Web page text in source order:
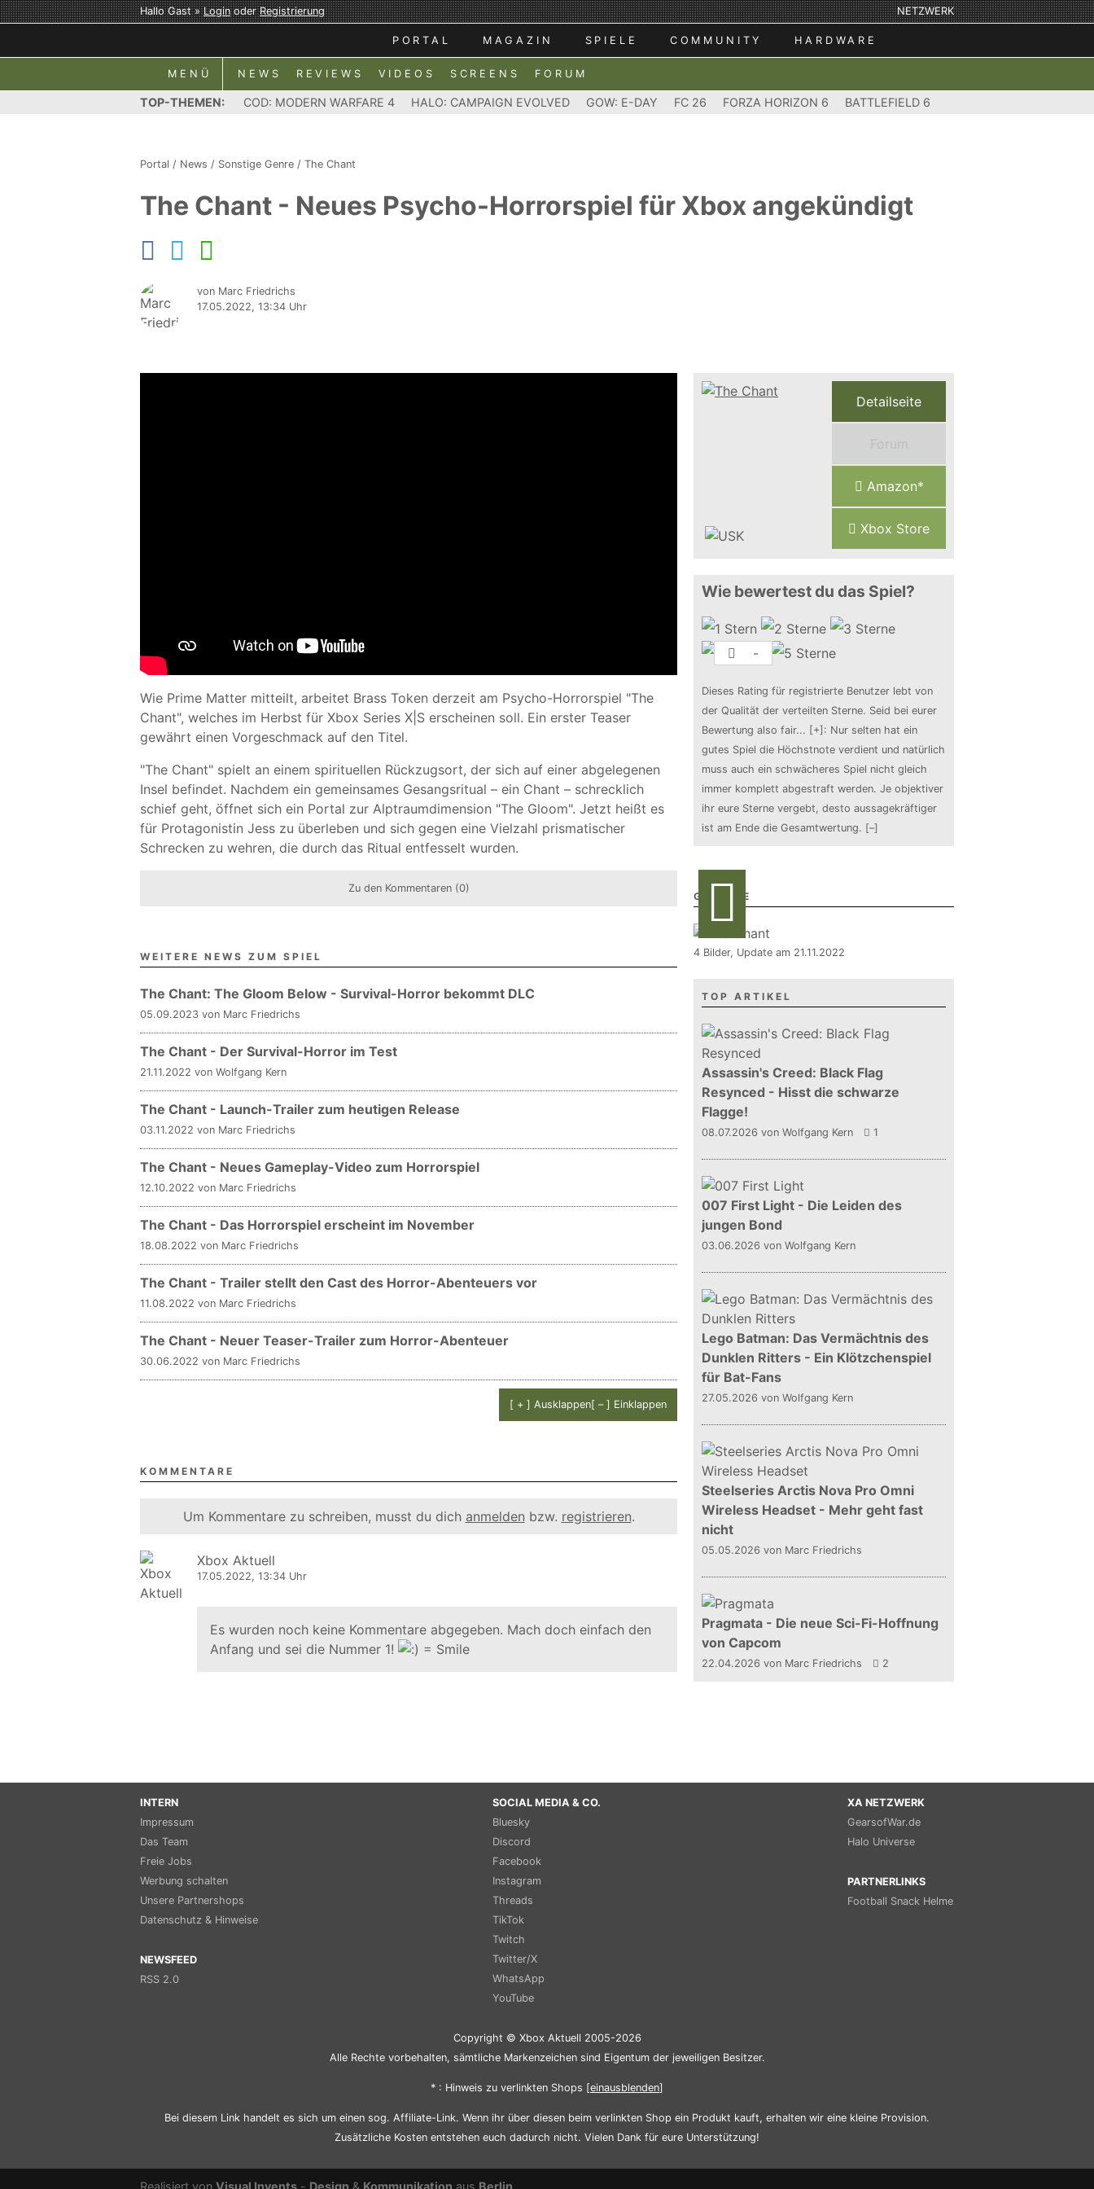
Hallo Gast »LoginoderRegistrierung NETZWERK
PORTAL MAGAZIN SPIELE COMMUNITY HARDWARE
MENÜ NEWS REVIEWS VIDEOS SCREENS FORUM
TOP-THEMEN: COD: MODERN WARFARE 4 HALO: CAMPAIGN EVOLVED GOW: E-DAY FC 26 FORZA HORIZON 6 BATTLEFIELD 6
Portal / News / Sonstige Genre / The Chant
The Chant - Neues Psycho-Horrorspiel für Xbox angekündigt
von Marc Friedrichs
17.05.2022, 13:34 Uhr
Wie Prime Matter mitteilt, arbeitet Brass Token derzeit am Psycho-Horrorspiel "The
Chant", welches im Herbst für Xbox Series X|S erscheinen soll. Ein erster Teaser
gewährt einen Vorgeschmack auf den Titel.
"The Chant" spielt an einem spirituellen Rückzugsort, der sich auf einer abgelegenen
Insel befindet. Nachdem ein gemeinsames Gesangsritual – ein Chant – schrecklich
schief geht, öffnet sich ein Portal zur Alptraumdimension "The Gloom". Jetzt heißt es
für Protagonistin Jess zu überleben und sich gegen eine Vielzahl prismatischer
Schrecken zu wehren, die durch das Ritual entfesselt wurden.
Zu den Kommentaren (0)
WEITERE NEWS ZUM SPIEL
The Chant: The Gloom Below - Survival-Horror bekommt DLC
05.09.2023 von Marc Friedrichs
The Chant - Der Survival-Horror im Test
21.11.2022 von Wolfgang Kern
The Chant - Launch-Trailer zum heutigen Release
03.11.2022 von Marc Friedrichs
The Chant - Neues Gameplay-Video zum Horrorspiel
12.10.2022 von Marc Friedrichs
The Chant - Das Horrorspiel erscheint im November
18.08.2022 von Marc Friedrichs
The Chant - Trailer stellt den Cast des Horror-Abenteuers vor
11.08.2022 von Marc Friedrichs
The Chant - Neuer Teaser-Trailer zum Horror-Abenteuer
30.06.2022 von Marc Friedrichs
[ + ] Ausklappen[ – ] Einklappen
KOMMENTARE
Um Kommentare zu schreiben, musst du dich anmelden bzw. registrieren.
Xbox Aktuell
17.05.2022, 13:34 Uhr
Es wurden noch keine Kommentare abgegeben. Mach doch einfach den
Anfang und sei die Nummer 1!
Detailseite
Forum
Amazon*
Xbox Store
Wie bewertest du das Spiel?
-
Dieses Rating für registrierte Benutzer lebt von
der Qualität der verteilten Sterne. Seid bei eurer
Bewertung also fair... [+] : Nur selten hat ein
gutes Spiel die Höchstnote verdient und natürlich
muss auch ein schwächeres Spiel nicht gleich
immer komplett abgestraft werden. Je objektiver
ihr eure Sterne vergebt, desto aussagekräftiger
ist am Ende die Gesamtwertung. [–]
GALERIE
4 Bilder, Update am 21.11.2022
TOP ARTIKEL
Assassin's Creed: Black Flag
Resynced - Hisst die schwarze
Flagge!
08.07.2026 von Wolfgang Kern 1
007 First Light - Die Leiden des
jungen Bond
03.06.2026 von Wolfgang Kern
Lego Batman: Das Vermächtnis des
Dunklen Ritters - Ein Klötzchenspiel
für Bat-Fans
27.05.2026 von Wolfgang Kern
Steelseries Arctis Nova Pro Omni
Wireless Headset - Mehr geht fast
nicht
05.05.2026 von Marc Friedrichs
Pragmata - Die neue Sci-Fi-Hoffnung
von Capcom
22.04.2026 von Marc Friedrichs 2
INTERN
Impressum
Das Team
Freie Jobs
Werbung schalten
Unsere Partnershops
Datenschutz & Hinweise
NEWSFEED
RSS 2.0
SOCIAL MEDIA & CO.
Bluesky
Discord
Facebook
Instagram
Threads
TikTok
Twitch
Twitter/X
WhatsApp
YouTube
XA NETZWERK
GearsofWar.de
Halo Universe
PARTNERLINKS
Football Snack Helme
Copyright © Xbox Aktuell 2005-2026
Alle Rechte vorbehalten, sämtliche Markenzeichen sind Eigentum der jeweiligen Besitzer.
* : Hinweis zu verlinkten Shops [einausblenden]
Bei diesem Link handelt es sich um einen sog. Affiliate-Link. Wenn ihr über diesen beim verlinkten Shop ein Produkt kauft, erhalten wir eine kleine Provision.
Zusätzliche Kosten entstehen euch dadurch nicht. Vielen Dank für eure Unterstützung!